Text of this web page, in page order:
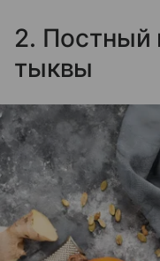
2. Постный
тыквы